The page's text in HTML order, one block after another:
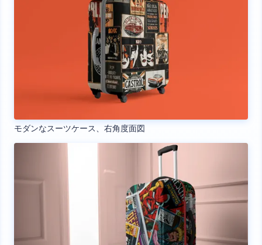
モダンなスーツケース、右角度面図